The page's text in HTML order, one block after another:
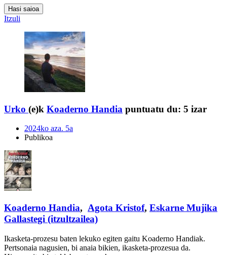
Hasi saioa
Itzuli
Urko (e)k Koaderno Handia puntuatu du: 5 izar
2024ko aza. 5a
Publikoa
Koaderno Handia, Agota Kristof, Eskarne Mujika
Gallastegi (itzultzailea)
Ikasketa-prozesu baten lekuko egiten gaitu Koaderno Handiak.
Pertsonaia nagusien, bi anaia bikien, ikasketa-prozesua da.